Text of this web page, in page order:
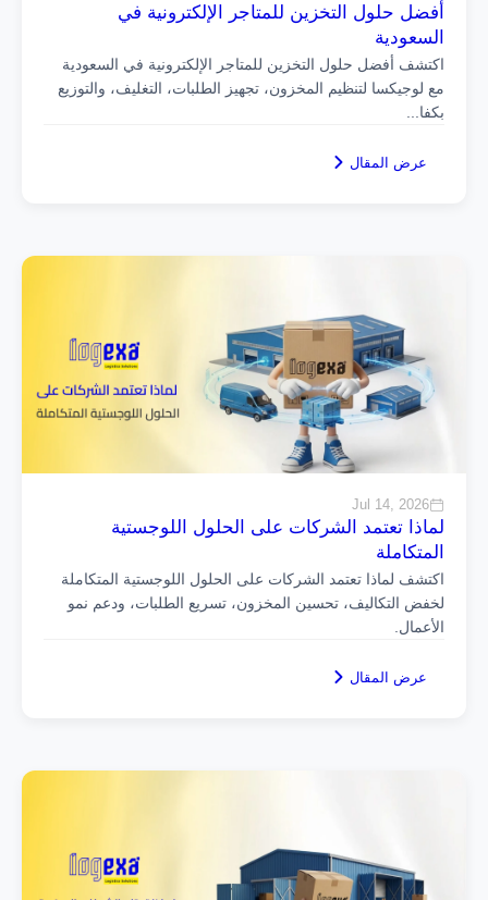
أفضل حلول التخزين للمتاجر الإلكترونية في
السعودية
اكتشف أفضل حلول التخزين للمتاجر الإلكترونية في السعودية
مع لوجيكسا لتنظيم المخزون، تجهيز الطلبات، التغليف، والتوزيع
بكفا
عرض المقال
Jul 14, 2026
لماذا تعتمد الشركات على الحلول اللوجستية
المتكاملة
اكتشف لماذا تعتمد الشركات على الحلول اللوجستية المتكاملة
لخفض التكاليف، تحسين المخزون، تسريع الطلبات، ودعم نمو
الأعمال.
عرض المقال